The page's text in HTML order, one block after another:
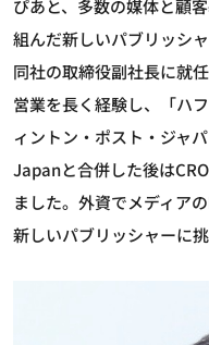
ぴあと、多数の媒体と顧
組んだ新しいパブリッシャ
同社の取締役副社長に就
営業を長く経験し、「ハ
ィントン・ポスト・ジャ
Japanと合併した後は
ました。外資でメディア
新しいパブリッシャーに